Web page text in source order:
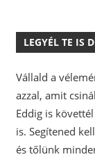
LEGYÉL TE IS
Vállald a
azzal, amit
Eddig is
is. Segítened
és tőlünk